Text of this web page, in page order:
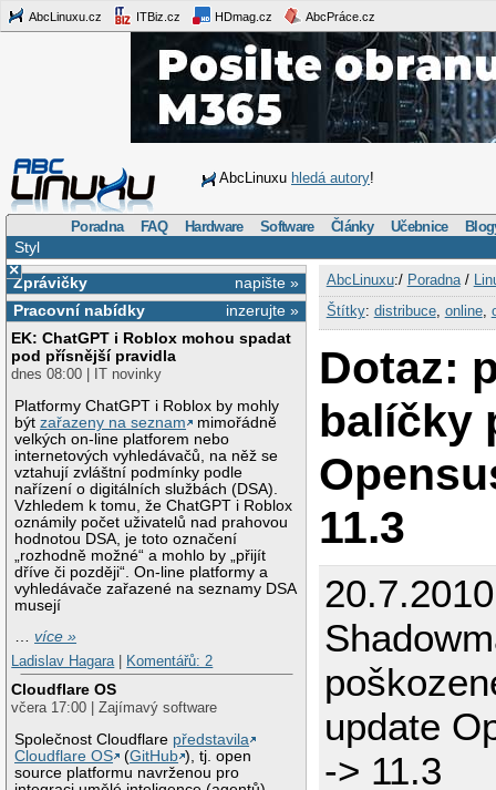
AbcLinuxu.cz ITBiz.cz HDmag.cz AbcPráce.cz
AbcLinuxu hledá autory!
Poradna FAQ Hardware Software Články Učebnice
Styl
×
napište »
Zprávičky
inzerujte »
Pracovní nabídky
EK: ChatGPT i Roblox mohou spadat
pod přísnější pravidla
dnes 08:00 | IT novinky
Platformy ChatGPT i Roblox by mohly
býtzařazeny na seznam
mimořádně
velkých on-line platforem nebo
internetových vyhledávačů, na něž se
vztahují zvláštní podmínky podle
nařízení o digitálních službách (DSA).
Vzhledem k tomu, že ChatGPT i Roblox
oznámily počet uživatelů nad prahovou
hodnotou DSA, je toto označení
„rozhodně možné“ a mohlo by „přijít
dříve či později“. On-line platformy a
vyhledávače zařazené na seznamy DSA
musejí
…více »
Ladislav Hagara
Komentářů: 2
Cloudflare OS
včera 17:00 | Zajímavý software
Společnost Cloudflare představila
Cloudflare OS
(GitHub ), tj. open
source platformu navrženou pro
AbcLinuxu:/ Poradna/
Štítky: distribuce, online,
Dotaz:
balíčky
11.3
update
-> 11.3